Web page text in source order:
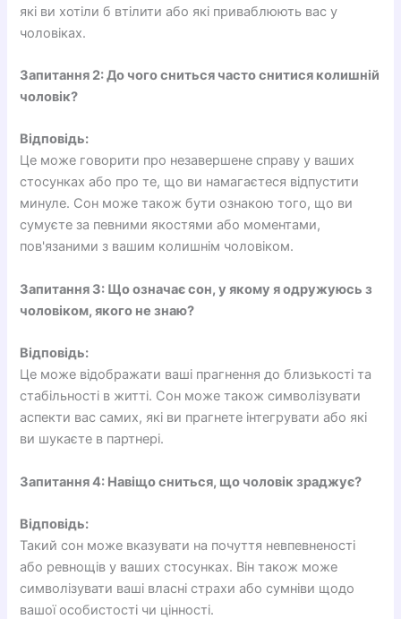
які ви хотіли б втілити або які приваблюють вас у
чоловіках.
Запитання 2: До чого сниться часто снитися колишній
чоловік?
Відповідь:
Це може говорити про незавершене справу у ваших
стосунках або про те, що ви намагаєтеся відпустити
минуле. Сон може також бути ознакою того, що ви
сумуєте за певними якостями або моментами,
пов'язаними з вашим колишнім чоловіком.
Запитання 3: Що означає сон, у якому я одружуюсь з
чоловіком, якого не знаю?
Відповідь:
Це може відображати ваші прагнення до близькості та
стабільності в житті. Сон може також символізувати
аспекти вас самих, які ви прагнете інтегрувати або які
ви шукаєте в партнері.
Запитання 4: Навіщо сниться, що чоловік зраджує?
Відповідь:
Такий сон може вказувати на почуття невпевненості
або ревнощів у ваших стосунках. Він також може
символізувати ваші власні страхи або сумніви щодо
вашої особистості чи цінності.